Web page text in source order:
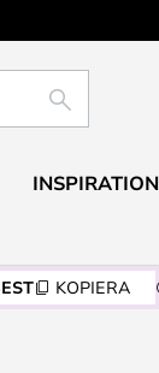
SÖK
INSPIRATION
KOPIERA